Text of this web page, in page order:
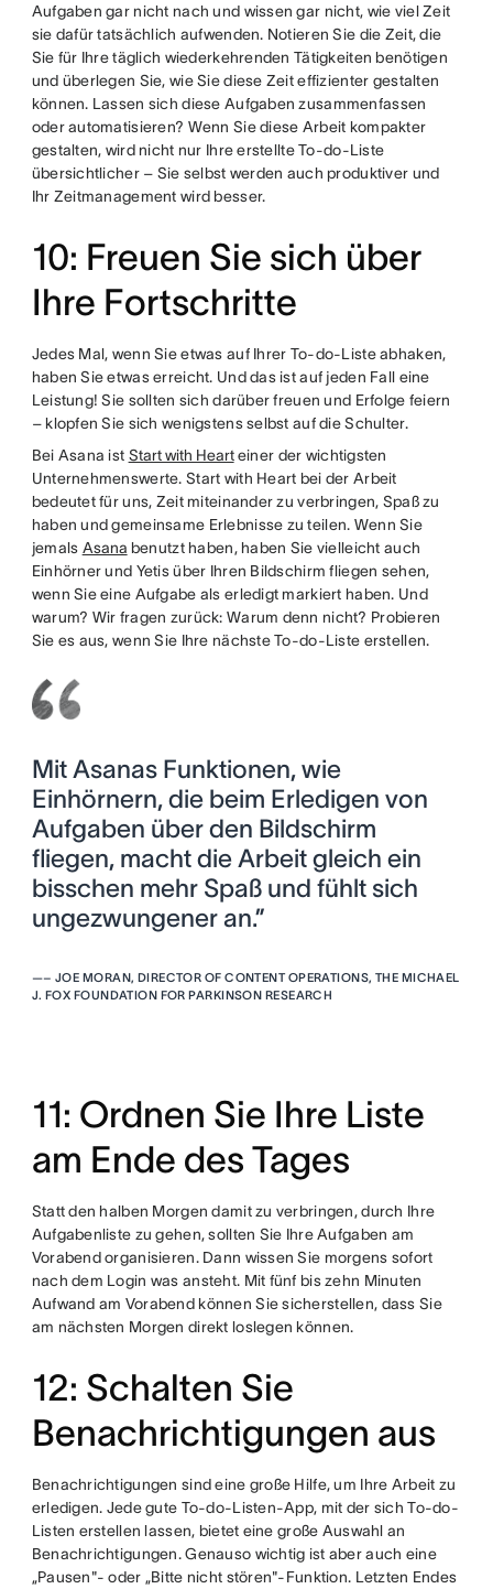
Aufgaben gar nicht nach und wissen gar nicht, wie viel Zeit
sie dafür tatsächlich aufwenden. Notieren Sie die Zeit, die
Sie für Ihre täglich wiederkehrenden Tätigkeiten benötigen
und überlegen Sie, wie Sie diese Zeit effizienter gestalten
können. Lassen sich diese Aufgaben zusammenfassen
oder automatisieren? Wenn Sie diese Arbeit kompakter
gestalten, wird nicht nur Ihre erstellte To-do-Liste
übersichtlicher – Sie selbst werden auch produktiver und
Ihr Zeitmanagement wird besser.
10: Freuen Sie sich über
Ihre Fortschritte
Jedes Mal, wenn Sie etwas auf Ihrer To-do-Liste abhaken,
haben Sie etwas erreicht. Und das ist auf jeden Fall eine
Leistung! Sie sollten sich darüber freuen und Erfolge feiern
– klopfen Sie sich wenigstens selbst auf die Schulter.
Bei Asana ist Start with Hearteiner der wichtigsten
Unternehmenswerte. Start with Heart bei der Arbeit
bedeutet für uns, Zeit miteinander zu verbringen, Spaß zu
haben und gemeinsame Erlebnisse zu teilen. Wenn Sie
jemals Asana benutzt haben, haben Sie vielleicht auch
Einhörner und Yetis über Ihren Bildschirm fliegen sehen,
wenn Sie eine Aufgabe als erledigt markiert haben. Und
warum? Wir fragen zurück: Warum denn nicht? Probieren
Sie es aus, wenn Sie Ihre nächste To-do-Liste erstellen.
Mit Asanas Funktionen, wie
Einhörnern, die beim Erledigen von
Aufgaben über den Bildschirm
fliegen, macht die Arbeit gleich ein
bisschen mehr Spaß und fühlt sich
ungezwungener an.”
—– JOE MORAN, DIRECTOR OF CONTENT OPERATIONS, THE MICHAEL
J. FOX FOUNDATION FOR PARKINSON RESEARCH
11: Ordnen Sie Ihre Liste
am Ende des Tages
Statt den halben Morgen damit zu verbringen, durch Ihre
Aufgabenliste zu gehen, sollten Sie Ihre Aufgaben am
Vorabend organisieren. Dann wissen Sie morgens sofort
nach dem Login was ansteht. Mit fünf bis zehn Minuten
Aufwand am Vorabend können Sie sicherstellen, dass Sie
am nächsten Morgen direkt loslegen können.
12: Schalten Sie
Benachrichtigungen aus
Benachrichtigungen sind eine große Hilfe, um Ihre Arbeit zu
erledigen. Jede gute To-do-Listen-App, mit der sich To-do-
Listen erstellen lassen, bietet eine große Auswahl an
Benachrichtigungen. Genauso wichtig ist aber auch eine
„Pausen"- oder „Bitte nicht stören"-Funktion. Letzten Endes